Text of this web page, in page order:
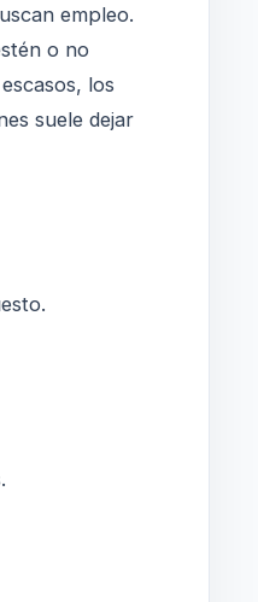
empleo.
o no
los
suele dejar